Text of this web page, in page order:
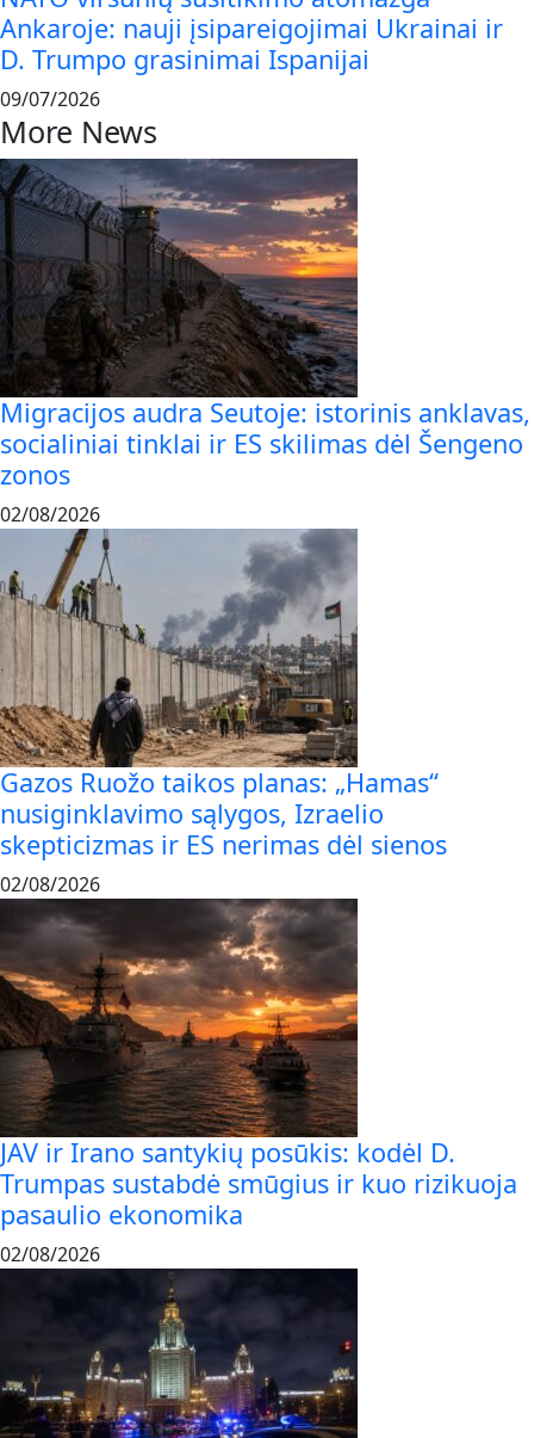
Ankaroje: nauji įsipareigojimai Ukrainai ir
D. Trumpo grasinimai Ispanijai
09/07/2026
More News
Migracijos audra Seutoje: istorinis anklavas,
socialiniai tinklai ir ES skilimas dėl Šengeno
zonos
02/08/2026
Gazos Ruožo taikos planas: „Hamas“
nusiginklavimo sąlygos, Izraelio
skepticizmas ir ES nerimas dėl sienos
02/08/2026
JAV ir Irano santykių posūkis: kodėl D.
Trumpas sustabdė smūgius ir kuo rizikuoja
pasaulio ekonomika
02/08/2026